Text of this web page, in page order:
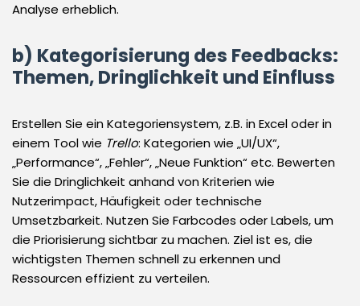
Analyse erheblich.
b) Kategorisierung des Feedbacks:
Themen, Dringlichkeit und Einfluss
Erstellen Sie ein Kategoriensystem, z.B. in Excel oder in
einem Tool wie Trello: Kategorien wie „UI/UX“,
„Performance“, „Fehler“, „Neue Funktion“ etc. Bewerten
Sie die Dringlichkeit anhand von Kriterien wie
Nutzerimpact, Häufigkeit oder technische
Umsetzbarkeit. Nutzen Sie Farbcodes oder Labels, um
die Priorisierung sichtbar zu machen. Ziel ist es, die
wichtigsten Themen schnell zu erkennen und
Ressourcen effizient zu verteilen.